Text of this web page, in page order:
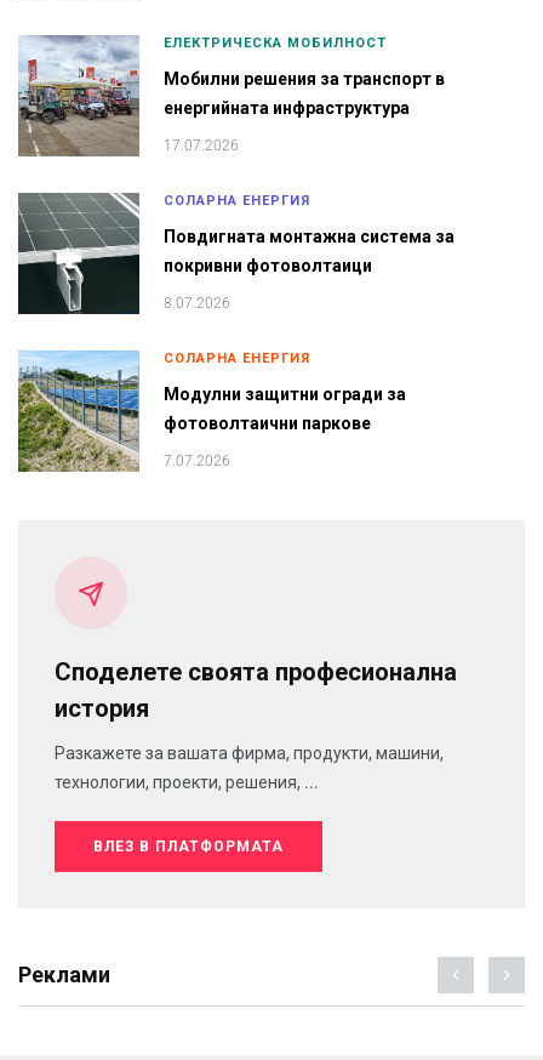
ЕЛЕКТРИЧЕСКА МОБИЛНОСТ
Мобилни решения за транспорт в
енергийната инфраструктура
17.07.2026
СОЛАРНА ЕНЕРГИЯ
Повдигната монтажна система за
покривни фотоволтаици
8.07.2026
СОЛАРНА ЕНЕРГИЯ
Модулни защитни огради за
фотоволтаични паркове
7.07.2026
Споделете своята професионална
история
Разкажете за вашата фирма, продукти, машини,
технологии, проекти, решения, ...
ВЛЕЗ В ПЛАТФОРМАТА
Реклами